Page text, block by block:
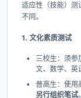
适应性（技能）测
不同。
1. 文化素质测试
三校生：须参
文、数学、英
普高生：使用
另行组织笔试。